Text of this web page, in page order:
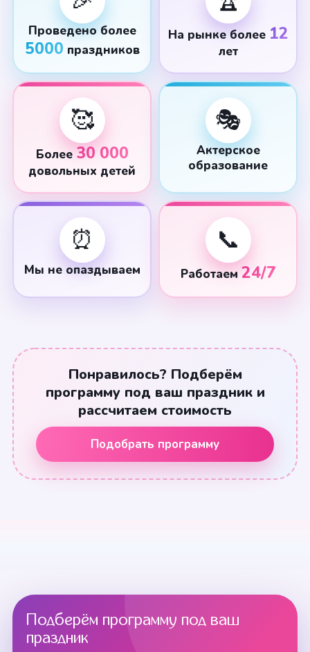
Проведено более
5000 праздников
На рынке более 12
лет
🥰
Более30 000
довольных детей
🎭
Актерское
образование
⏰
Мы не опаздываем
📞
Работаем 24/7
Понравилось? Подберём
программу под ваш праздник и
рассчитаем стоимость
Подобрать программу
Подберём программу под ваш
праздник